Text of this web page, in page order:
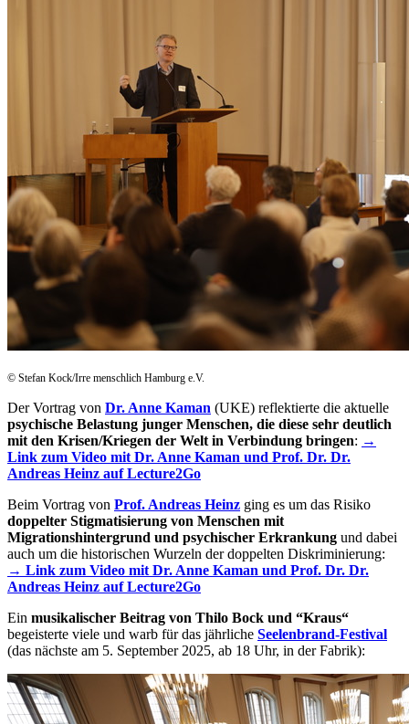
© Stefan Kock/Irre menschlich Hamburg e.V.
Der Vortrag von Dr. Anne Kaman (UKE) reflektierte die aktuelle
psychische Belastung junger Menschen, die diese sehr deutlich
mit den Krisen/Kriegen der Welt in Verbindung bringen: →
Link zum Video mit Dr. Anne Kaman und Prof. Dr. Dr.
Andreas Heinz auf Lecture2Go
Beim Vortrag von Prof. Andreas Heinz ging es um das Risiko
doppelter Stigmatisierung von Menschen mit
Migrationshintergrund und psychischer Erkrankung und dabei
auch um die historischen Wurzeln der doppelten Diskriminierung:
→ Link zum Video mit Dr. Anne Kaman und Prof. Dr. Dr.
Andreas Heinz auf Lecture2Go
Ein musikalischer Beitrag von Thilo Bock und “Kraus“
begeisterte viele und warb für das jährliche Seelenbrand-Festival
(das nächste am 5. September 2025, ab 18 Uhr, in der Fabrik):